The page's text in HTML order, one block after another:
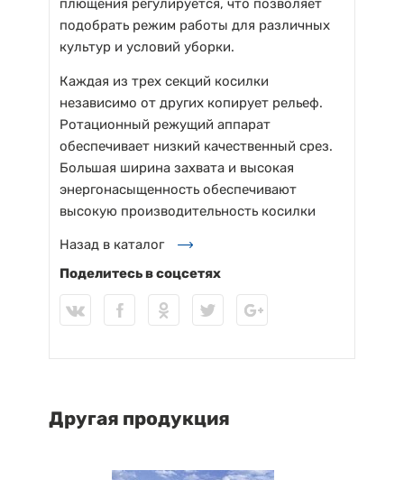
плющения регулируется, что позволяет
подобрать режим работы для различных
культур и условий уборки.
Каждая из трех секций косилки
независимо от других копирует рельеф.
Ротационный режущий аппарат
обеспечивает низкий качественный срез.
Большая ширина захвата и высокая
энергонасыщенность обеспечивают
высокую производительность косилки
Назад в каталог
Поделитесь в соцсетях
Другая продукция